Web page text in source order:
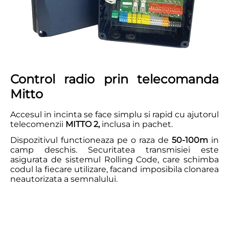
Control radio prin telecomanda
Mitto
Accesul in incinta se face simplu si rapid cu ajutorul
telecomenzii MITTO 2,inclusa in pachet.
Dispozitivul functioneaza pe o raza de 50-100m in
camp deschis. Securitatea transmisiei este
asigurata de sistemul Rolling Code, care schimba
codul la fiecare utilizare, facand imposibila clonarea
neautorizata a semnalului.